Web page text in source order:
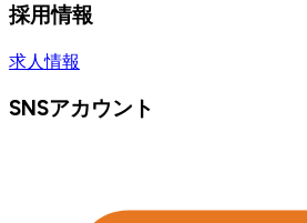
採用情報
求人情報
SNSアカウント